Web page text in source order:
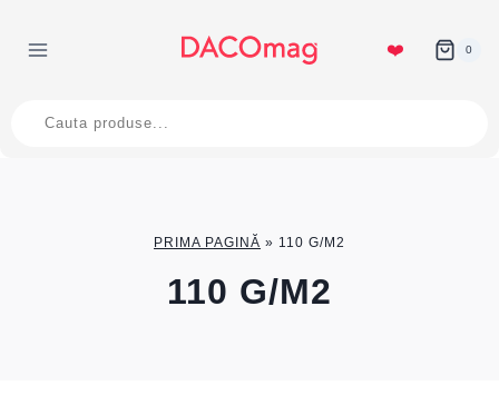
content
❤️ 0
search
PRIMA PAGINĂ » 110 G/M2
110 G/M2